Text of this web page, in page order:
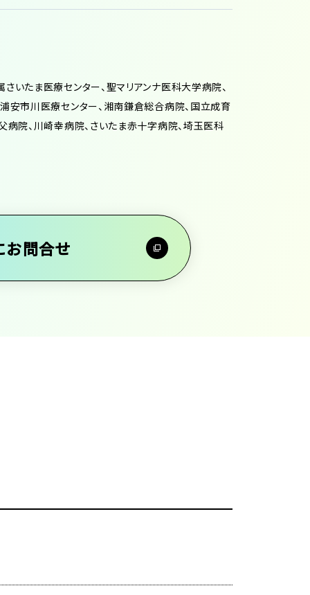
いたま医療センター、聖マリアンナ医科大学病院、
安市川医療センター、湘南鎌倉総合病院、国立成育
病院、川崎幸病院、さいたま赤十字病院、埼玉医科
お問合せ